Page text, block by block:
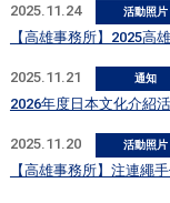
2025.11.24 活動照片
【高雄事務所】2025高
2025.11.21 通知
2026年度日本文化介紹
2025.11.20 活動照片
【高雄事務所】注連繩